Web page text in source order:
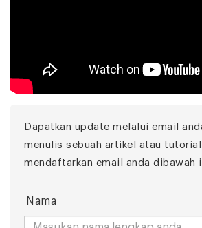
Dapatkan update melalui email
menulis sebuah artikel atau
mendaftarkan email anda dibawah
Nama